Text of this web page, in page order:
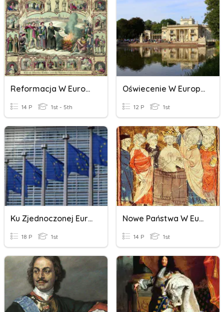
Reformacja W Europie
14 P 1st - 5th
Oświecenie W Europie
12 P 1st
Ku Zjednoczonej Europie
18 P 1st
Nowe Państwa W Europie
14 P 1st